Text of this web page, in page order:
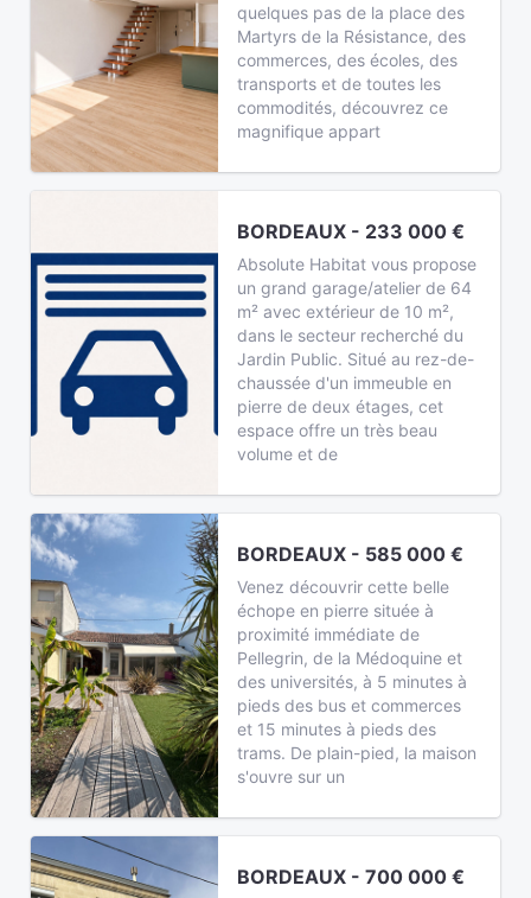
quelques pas de la place des
Martyrs de la Résistance, des
commerces, des écoles, des
transports et de toutes les
commodités, découvrez ce
magnifique appart
BORDEAUX - 233 000 €
Absolute Habitat vous propose
un grand garage/atelier de 64
m² avec extérieur de 10 m²,
dans le secteur recherché du
Jardin Public. Situé au rez-de-
chaussée d'un immeuble en
pierre de deux étages, cet
espace offre un très beau
volume et de
BORDEAUX - 585 000 €
Venez découvrir cette belle
échope en pierre située à
proximité immédiate de
Pellegrin, de la Médoquine et
des universités, à 5 minutes à
pieds des bus et commerces
et 15 minutes à pieds des
trams. De plain-pied, la maison
s'ouvre sur un
BORDEAUX - 700 000 €